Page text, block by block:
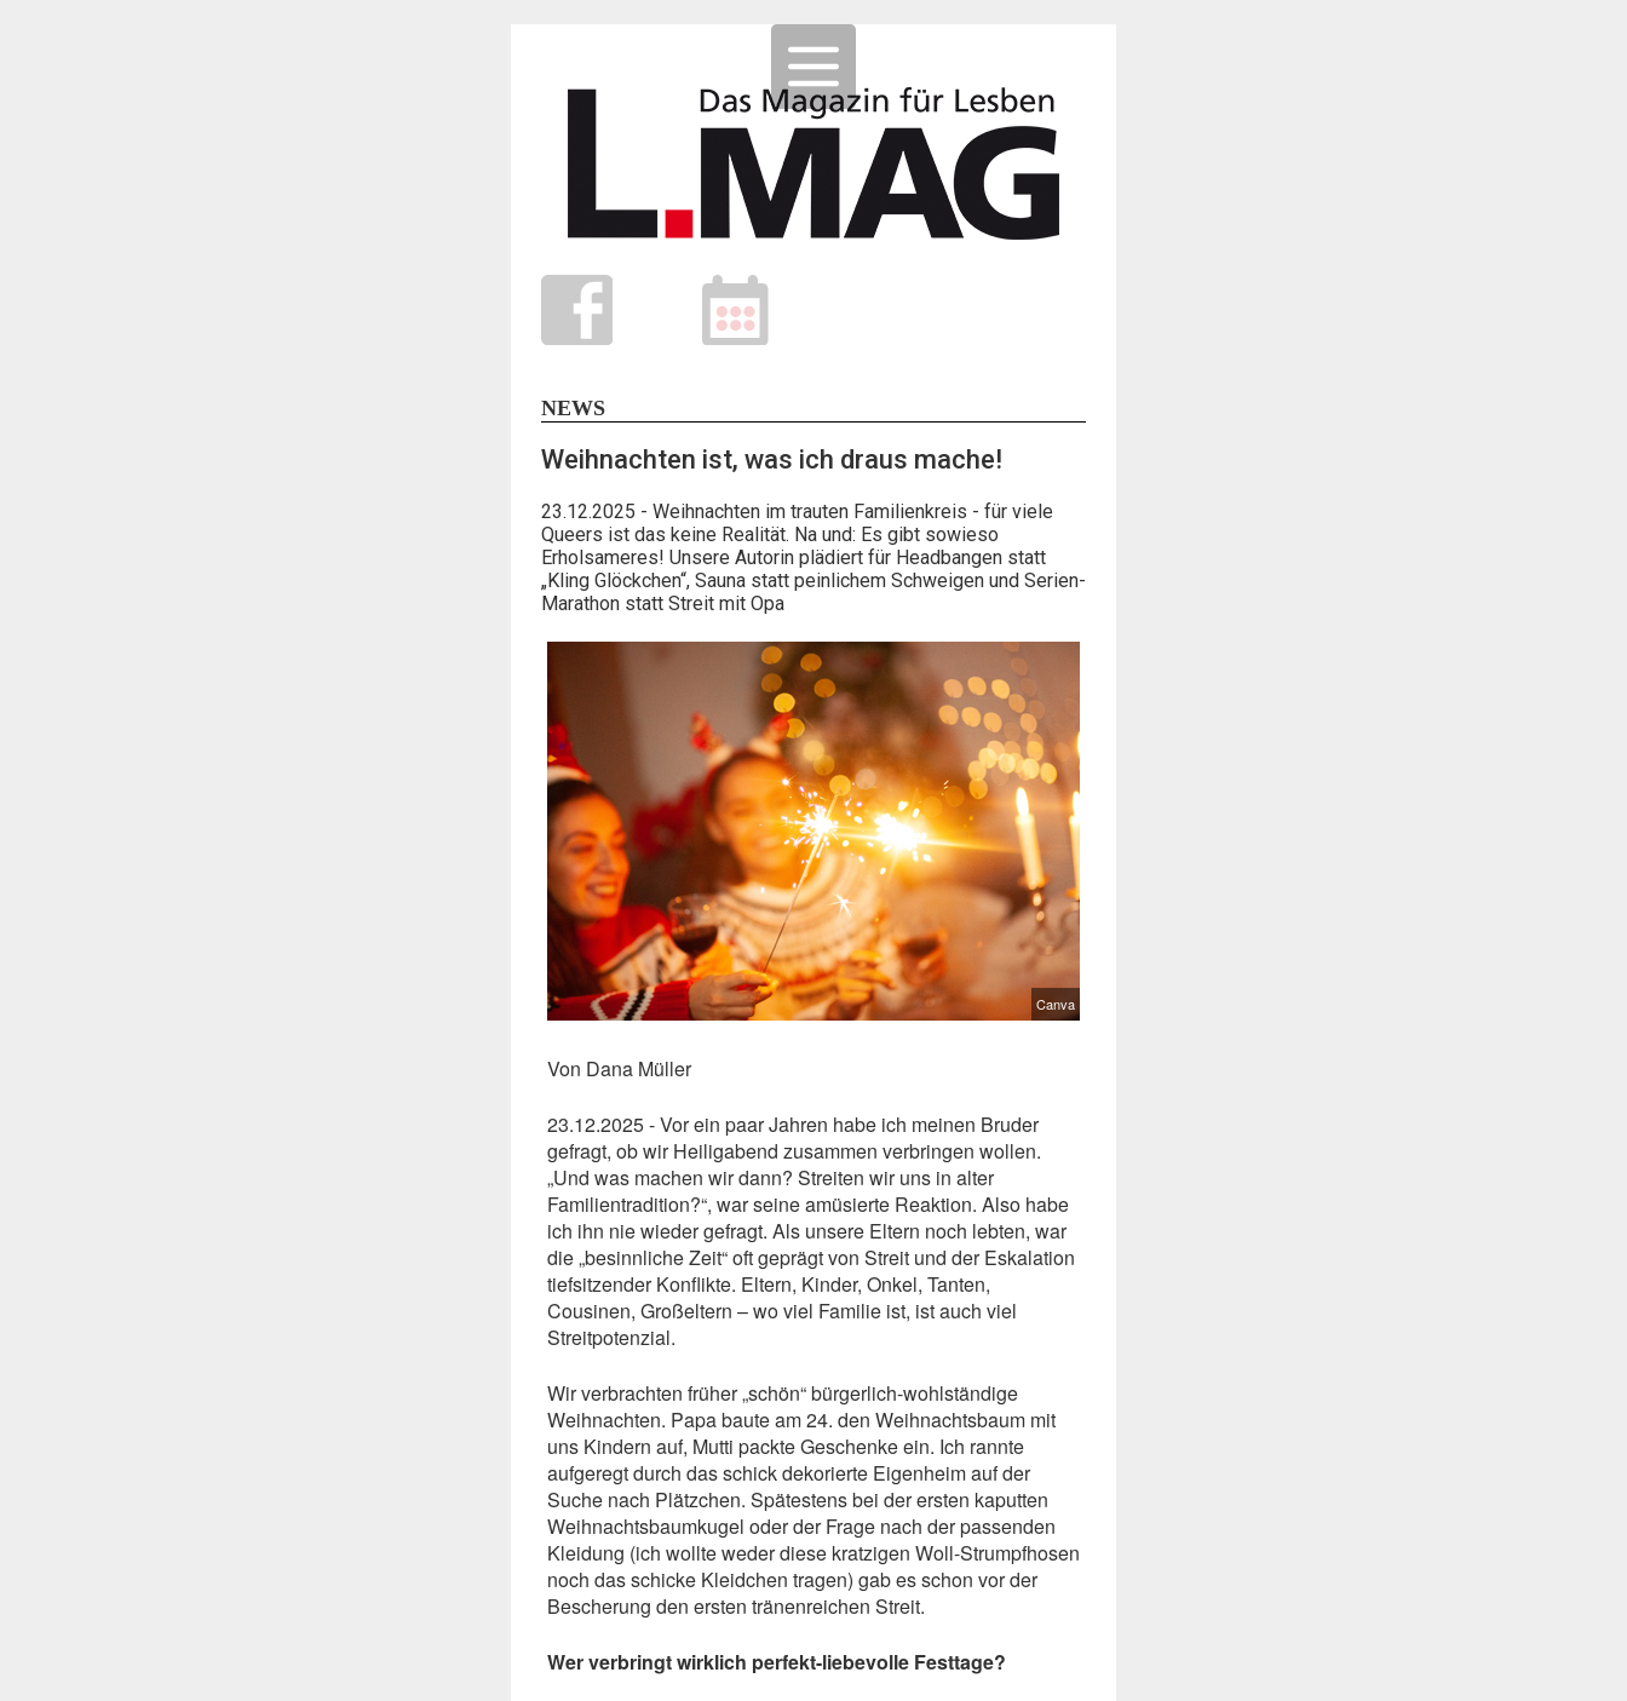
NEWS
Weihnachten ist, was ich draus mache!
23.12.2025 - Weihnachten im trauten Familienkreis - für viele
Queers ist das keine Realität. Na und: Es gibt sowieso
Erholsameres! Unsere Autorin plädiert für Headbangen statt
„Kling Glöckchen“, Sauna statt peinlichem Schweigen und Serien-
Marathon statt Streit mit Opa
Canva
Von Dana Müller
23.12.2025 - Vor ein paar Jahren habe ich meinen Bruder
gefragt, ob wir Heiligabend zusammen verbringen wollen.
„Und was machen wir dann? Streiten wir uns in alter
Familientradition?“, war seine amüsierte Reaktion. Also habe
ich ihn nie wieder gefragt. Als unsere Eltern noch lebten, war
die „besinnliche Zeit“ oft geprägt von Streit und der Eskalation
tiefsitzender Konflikte. Eltern, Kinder, Onkel, Tanten,
Cousinen, Großeltern – wo viel Familie ist, ist auch viel
Streitpotenzial.
Wir verbrachten früher „schön“ bürgerlich-wohlständige
Weihnachten. Papa baute am 24. den Weihnachtsbaum mit
uns Kindern auf, Mutti packte Geschenke ein. Ich rannte
aufgeregt durch das schick dekorierte Eigenheim auf der
Suche nach Plätzchen. Spätestens bei der ersten kaputten
Weihnachtsbaumkugel oder der Frage nach der passenden
Kleidung (ich wollte weder diese kratzigen Woll-Strumpfhosen
noch das schicke Kleidchen tragen) gab es schon vor der
Bescherung den ersten tränenreichen Streit.
Wer verbringt wirklich perfekt-liebevolle Festtage?